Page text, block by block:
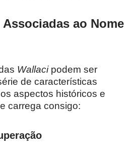
ao Nome
Wallacipodem ser
de características
aspectos históricos e
carrega consigo: